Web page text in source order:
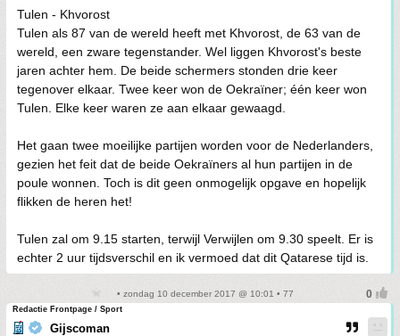
Tulen - Khvorost
Tulen als 87 van de wereld heeft met Khvorost, de 63 van de
wereld, een zware tegenstander. Wel liggen Khvorost's beste
jaren achter hem. De beide schermers stonden drie keer
tegenover elkaar. Twee keer won de Oekraïner; één keer won
Tulen. Elke keer waren ze aan elkaar gewaagd.
Het gaan twee moeilijke partijen worden voor de Nederlanders,
gezien het feit dat de beide Oekraïners al hun partijen in de
poule wonnen. Toch is dit geen onmogelijk opgave en hopelijk
flikken de heren het!
Tulen zal om 9.15 starten, terwijl Verwijlen om 9.30 speelt. Er is
echter 2 uur tijdsverschil en ik vermoed dat dit Qatarese tijd is.
• zondag 10 december 2017 @ 10:01 • 77
Redactie Frontpage / Sport
Gijscoman